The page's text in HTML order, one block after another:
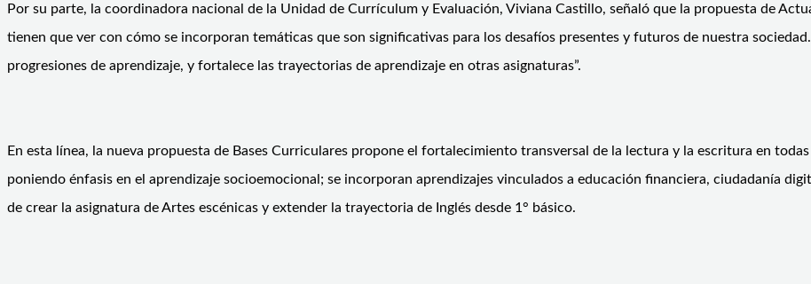
Por su parte, la coordinadora nacional de la Unidad de Currículum y Evaluación, Viviana Castillo, señaló que la propuesta de
tienen que ver con cómo se incorporan temáticas que son significativas para los desafíos presentes y futuros de nuestra
progresiones de aprendizaje, y fortalece las trayectorias de aprendizaje en otras asignaturas”.
En esta línea, la nueva propuesta de Bases Curriculares propone el fortalecimiento transversal de la lectura y la escritura en
poniendo énfasis en el aprendizaje socioemocional; se incorporan aprendizajes vinculados a educación financiera, ciudadanía
de crear la asignatura de Artes escénicas y extender la trayectoria de Inglés desde 1° básico.